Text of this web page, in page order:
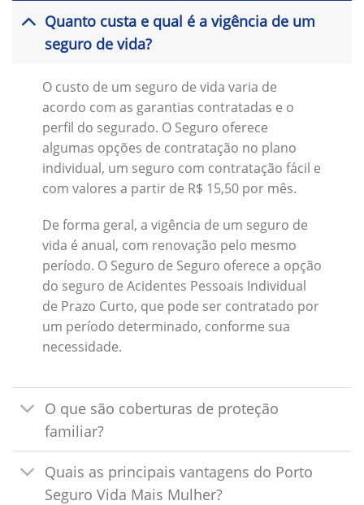
Quanto custa e qual é a vigência de um
seguro de vida?
O custo de um seguro de vida varia de
acordo com as garantias contratadas e o
perfil do segurado. O Seguro oferece
algumas opções de contratação no plano
individual, um seguro com contratação fácil e
com valores a partir de R$ 15,50 por mês.
De forma geral, a vigência de um seguro de
vida é anual, com renovação pelo mesmo
período. O Seguro de Seguro oferece a opção
do seguro de Acidentes Pessoais Individual
de Prazo Curto, que pode ser contratado por
um período determinado, conforme sua
necessidade.
O que são coberturas de proteção
familiar?
Quais as principais vantagens do Porto
Seguro Vida Mais Mulher?